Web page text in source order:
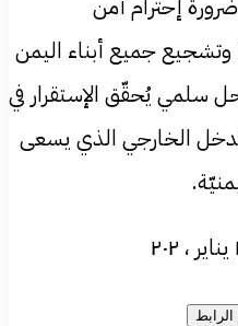
إحترام أمن
وتشجيع جميع أبناء اليمن
سلمي يُحقّق الإستقرار في
الخارجي الذي يسعى